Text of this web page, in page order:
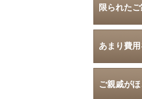
限られた
あまり費
ご親戚が